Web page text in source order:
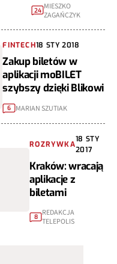
24 MIESZKO
ZAGAŃCZYK
FINTECH18 STY 2018
Zakup biletów w
aplikacji moBILET
szybszy dzięki Blikowi
6 MARIAN SZUTIAK
ROZRYWKA
18 STY
2017
Kraków: wracają
aplikacje z
biletami
8
REDAKCJA
TELEPOLIS